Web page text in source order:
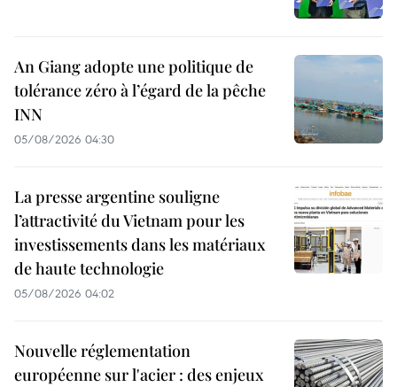
An Giang adopte une politique de
tolérance zéro à l’égard de la pêche
INN
05/08/2026 04:30
La presse argentine souligne
l’attractivité du Vietnam pour les
investissements dans les matériaux
de haute technologie
05/08/2026 04:02
Nouvelle réglementation
européenne sur l'acier : des enjeux